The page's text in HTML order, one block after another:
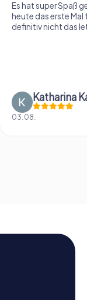
Es hat super Spaß
heute das erste Mal
definitiv nicht das
Katharina
03.08.